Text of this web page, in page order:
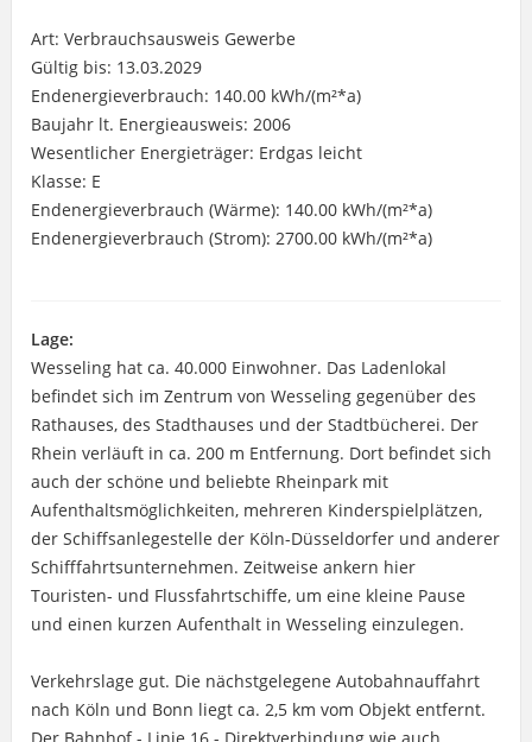
Art: Verbrauchsausweis Gewerbe
Gültig bis: 13.03.2029
Endenergieverbrauch: 140.00 kWh/(m²*a)
Baujahr lt. Energieausweis: 2006
Wesentlicher Energieträger: Erdgas leicht
Klasse: E
Endenergieverbrauch (Wärme): 140.00 kWh/(m²*a)
Endenergieverbrauch (Strom): 2700.00 kWh/(m²*a)
Lage:
Wesseling hat ca. 40.000 Einwohner. Das Ladenlokal
befindet sich im Zentrum von Wesseling gegenüber des
Rathauses, des Stadthauses und der Stadtbücherei. Der
Rhein verläuft in ca. 200 m Entfernung. Dort befindet sich
auch der schöne und beliebte Rheinpark mit
Aufenthaltsmöglichkeiten, mehreren Kinderspielplätzen,
der Schiffsanlegestelle der Köln-Düsseldorfer und anderer
Schifffahrtsunternehmen. Zeitweise ankern hier
Touristen- und Flussfahrtschiffe, um eine kleine Pause
und einen kurzen Aufenthalt in Wesseling einzulegen.
Verkehrslage gut. Die nächstgelegene Autobahnauffahrt
nach Köln und Bonn liegt ca. 2,5 km vom Objekt entfernt.